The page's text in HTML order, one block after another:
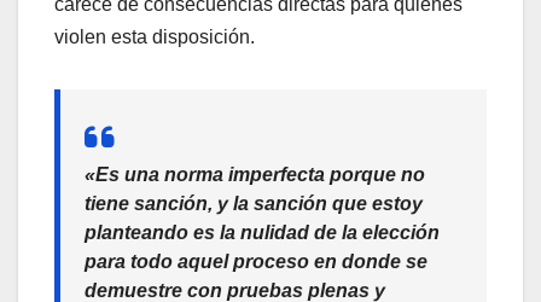
violen esta disposición.
«Es una norma imperfecta porque no
tiene sanción, y la sanción que estoy
planteando es la nulidad de la elección
para todo aquel proceso en donde se
demuestre con pruebas plenas y